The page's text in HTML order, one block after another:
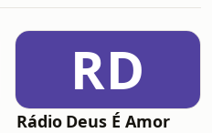
RD
Rádio Deus É Amor